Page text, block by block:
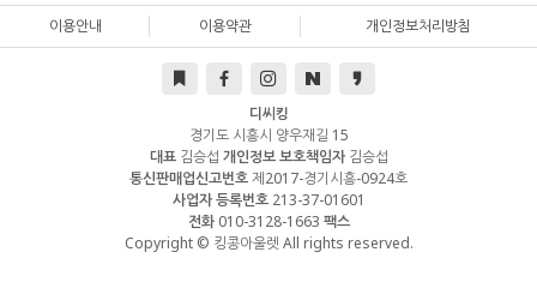
이용안내 이용약관 개인정보처리방침
디씨킹
경기도 시흥시 양우재길 15
대표김승섭 개인정보 보호책임자김승섭
통신판매업신고번호제2017-경기시흥-0924호
사업자 등록번호213-37-01601
전화010-3128-1663 팩스
Copyright © 킹콩아울렛 All rights reserved.